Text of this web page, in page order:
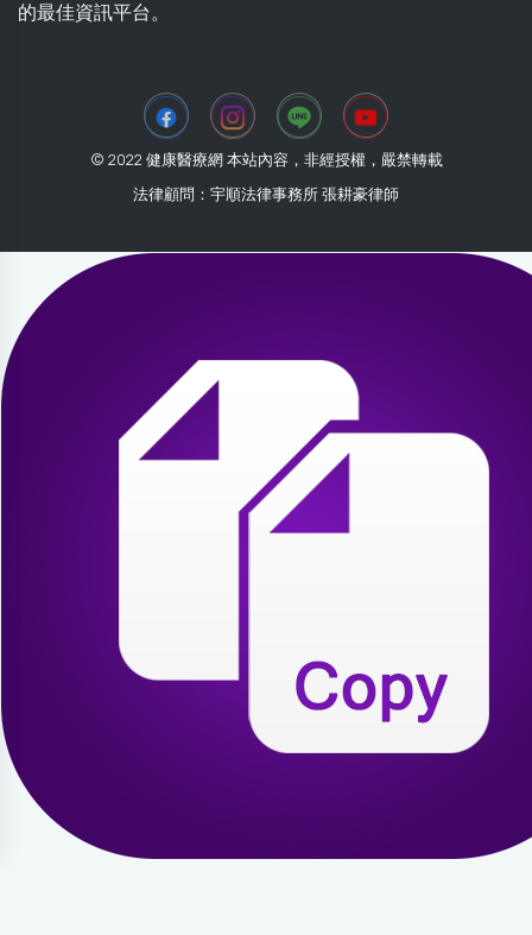
的最佳資訊平台。
© 2022 健康醫療網 本站內容，非經授權，嚴禁轉載
法律顧問：宇順法律事務所 張耕豪律師